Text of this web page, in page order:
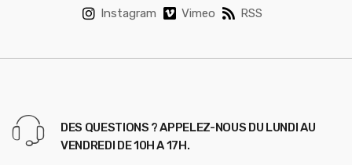
Instagram
Vimeo RSS
DES QUESTIONS ? APPELEZ-NOUS DU LUNDI AU
VENDREDI DE 10H A 17H.